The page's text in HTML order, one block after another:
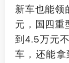
新车也能领
元，国四重
到 4.5万元
车，还能